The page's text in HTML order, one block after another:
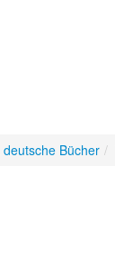
deutsche Bücher